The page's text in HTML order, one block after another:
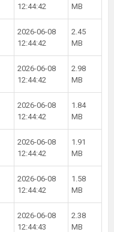
12:44:42
MB
2026-06-08
12:44:42
2.45
MB
2026-06-08
12:44:42
2.98
MB
2026-06-08
12:44:42
1.84
MB
2026-06-08
12:44:42
1.91
MB
2026-06-08
12:44:42
1.58
MB
2026-06-08
12:44:43
2.38
MB